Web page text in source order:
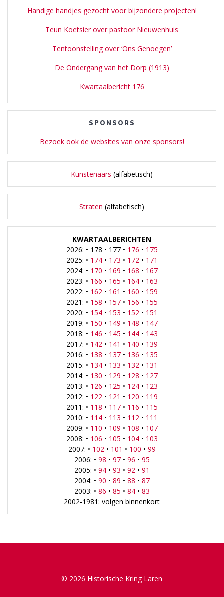
Handige handjes gezocht voor bijzondere projecten!
Teun Koetsier over pastoor Nieuwenhuis
Tentoonstelling over ‘Ons Genoegen’
De Ondergang van het Dorp (1913)
Kwartaalbericht 176
SPONSORS
Bezoek ook de websites van onze sponsors!
Kunstenaars (alfabetisch)
Straten (alfabetisch)
KWARTAALBERICHTEN
2026: • 178 • 177 • 176 • 175
2025: • 174• 173 • 172 • 171
2024: • 170 • 169 • 168 • 167
2023: • 166 • 165 • 164• 163
2022: • 162 • 161 • 160 • 159
2021: • 158 • 157• 156 • 155
2020: • 154• 153 • 152 • 151
2019: • 150 • 149 • 148 • 147
2018: • 146 • 145 • 144• 143
2017: • 142 • 141 • 140 • 139
2016: • 138 • 137• 136 • 135
2015: • 134• 133 • 132 • 131
2014: • 130 • 129 • 128 • 127
2013: • 126 • 125 • 124• 123
2012: • 122 • 121 • 120 • 119
2011: • 118 • 117• 116 • 115
2010: • 114• 113 • 112 • 111
2009: • 110 • 109 • 108 • 107
2008: • 106 • 105 • 104• 103
2007: • 102 • 101 • 100 • 99
2006: • 98 • 97• 96 • 95
2005: • 94• 93 • 92 • 91
2004: • 90 • 89 • 88 • 87
2003: • 86 • 85 • 84• 83
2002-1981: volgen binnenkort
© 2026 Historische Kring Laren